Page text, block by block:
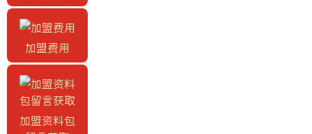
加盟费用
加盟资料包